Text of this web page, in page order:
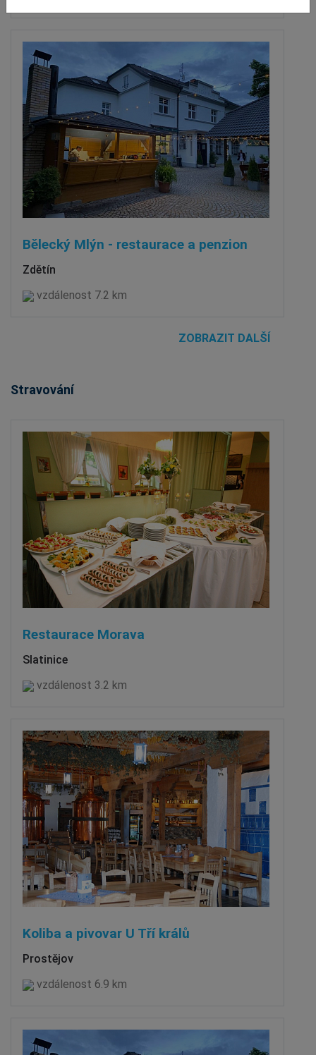
Bělecký Mlýn - restaurace a penzion
Zdětín
vzdálenost 7.2 km
ZOBRAZIT DALŠÍ
Stravování
Restaurace Morava
Slatinice
vzdálenost 3.2 km
Koliba a pivovar U Tří králů
Prostějov
vzdálenost 6.9 km